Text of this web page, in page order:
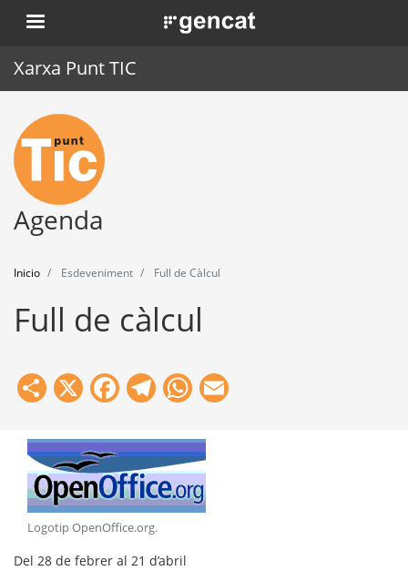
Pasar
al
. Obre en una nova finestra.
Xarxa Punt TIC
Inicio
Punt TIC
Actualidad
Herramientas
Agenda
Inicio Esdeveniment Full de Càlcul
Full de càlcul
Share
X Facebook
Telegram
WhatsApp
Logotip OpenOffice.org.
Del 28 de febrer al 21 d’abril